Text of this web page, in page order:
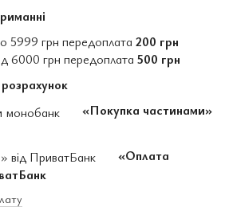
5999 грн передоплата 200 грн
6000 грн передоплата 500 грн
«Покупка частинами»
«Оплата